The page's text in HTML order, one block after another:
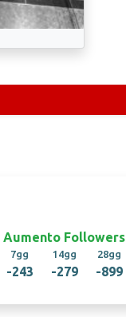
Aumento Followers
7gg
-243
14gg
-279
28gg
-899